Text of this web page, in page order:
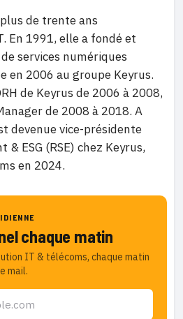
de trente ans
En 1991, elle a fondé et
services numériques
en 2006 au groupe Keyrus.
de Keyrus de 2006 à 2008,
de 2008 à 2018. A
devenue vice-présidente
& ESG (RSE) chez Keyrus,
en 2024.
chaque matin
IT & télécoms, chaque matin
mail.